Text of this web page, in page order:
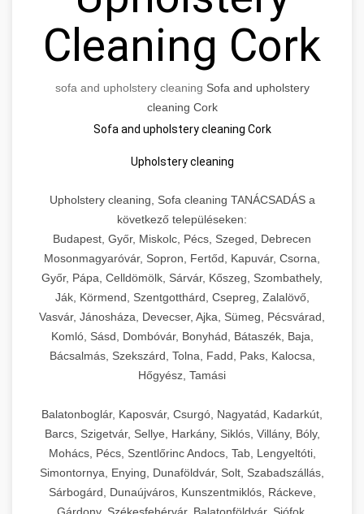
Cleaning Cork
sofa and upholstery cleaning Sofa and upholstery
cleaning Cork
Sofa and upholstery cleaning Cork
Upholstery cleaning
Upholstery cleaning, Sofa cleaning TANÁCSADÁS a
következő településeken:
Budapest, Győr, Miskolc, Pécs, Szeged, Debrecen
Mosonmagyaróvár, Sopron, Fertőd, Kapuvár, Csorna,
Győr, Pápa, Celldömölk, Sárvár, Kőszeg, Szombathely,
Ják, Körmend, Szentgotthárd, Csepreg, Zalalövő,
Vasvár, Jánosháza, Devecser, Ajka, Sümeg, Pécsvárad,
Komló, Sásd, Dombóvár, Bonyhád, Bátaszék, Baja,
Bácsalmás, Szekszárd, Tolna, Fadd, Paks, Kalocsa,
Hőgyész, Tamási
Balatonboglár, Kaposvár, Csurgó, Nagyatád, Kadarkút,
Barcs, Szigetvár, Sellye, Harkány, Siklós, Villány, Bóly,
Mohács, Pécs, Szentlőrinc Andocs, Tab, Lengyeltóti,
Simontornya, Enying, Dunaföldvár, Solt, Szabadszállás,
Sárbogárd, Dunaújváros, Kunszentmiklós, Ráckeve,